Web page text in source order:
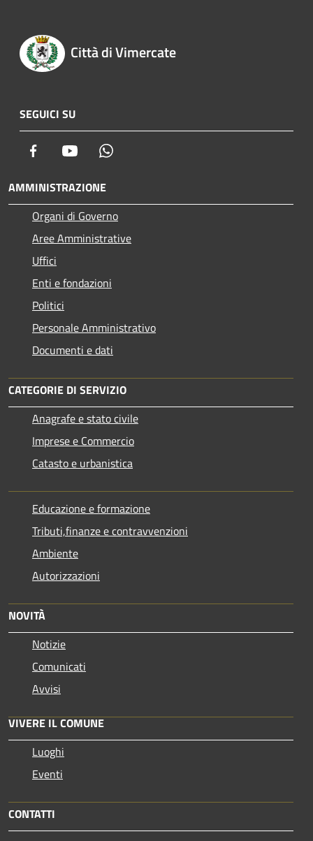
Città di Vimercate
SEGUICI SU
Facebook Youtube
AMMINISTRAZIONE
Organi di Governo
Aree Amministrative
Uffici
Enti e fondazioni
Politici
Personale Amministrativo
Documenti e dati
CATEGORIE DI SERVIZIO
Anagrafe e stato civile
Imprese e Commercio
Catasto e urbanistica
Educazione e formazione
Tributi,finanze e contravvenzioni
Ambiente
Autorizzazioni
NOVITÀ
Notizie
Comunicati
Avvisi
VIVERE IL COMUNE
Luoghi
Eventi
CONTATTI